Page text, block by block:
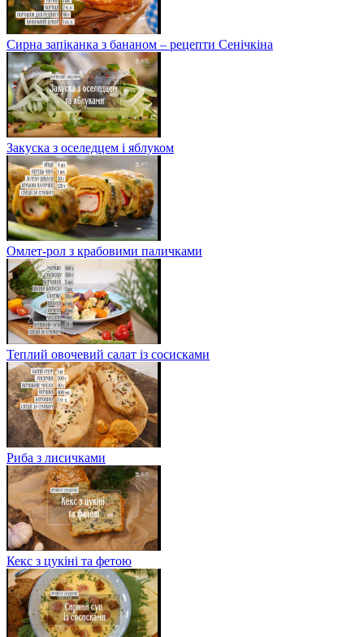
Сирна запіканка з бананом – рецепти Сенічкіна
Закуска з оселедцем і яблуком
Омлет-рол з крабовими паличками
Теплий овочевий салат із сосисками
Риба з лисичками
Кекс з цукіні та фетою